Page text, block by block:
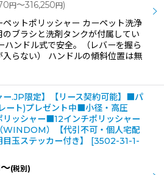
円～316,250円)
ペットポリッシャー カーペット洗浄
のブラシと洗剤タンクが付属してい
ハンドル式で安全。（レバーを握ら
入らない） ハンドルの傾斜位置は無
ー.JP限定】【リース契約可能】■パ
ート)プレゼント中■小径・高圧
リッシャー■12インチポリッシャー
WINDOM）【代引不可・個人宅配
玉ステッカー付き】
[3502-31-1-
～(税別)